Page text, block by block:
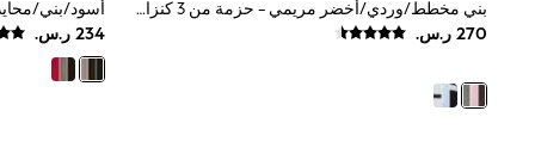
Swimwear
Tops
Leggings
Joggers
بني مخطط/وردي/أخضر مريمي - حزمة من 3 كنزات محبوكة برقبة عريضة من The Set